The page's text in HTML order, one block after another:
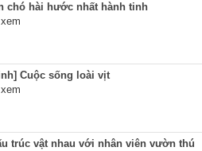
chó hài hước nhất hành tinh
Cuộc sống loài vịt
trúc vật nhau với nhân viên vườn thú